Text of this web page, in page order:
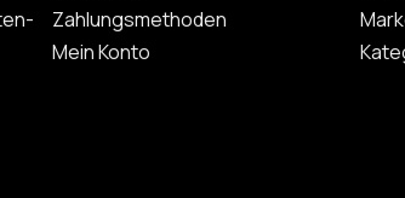
Zahlungsmethoden
Mein Konto